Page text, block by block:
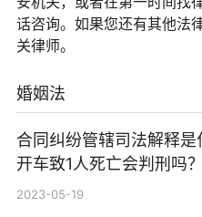
话咨询。如果您还有其他法
关律师。
婚姻法
合同纠纷管辖司法解释是
开车致1人死亡会判刑吗？
2023-05-19